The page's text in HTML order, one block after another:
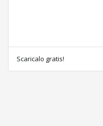
Scaricalo gratis!